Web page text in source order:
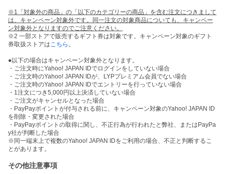
※1「対象外の商品」の「以下のカテゴリーの商品」を含む注文につきまして
は、キャンペーン対象外です。同一注文の対象商品についても、キャンペー
ン対象外となりますのでご注意ください。
※2 一部ストアで販売するギフト券は対象です。キャンペーン対象のギフト
券取扱ストアは こちら 。
●以下の場合はキャンペーン対象外となります。
・ご注文時にYahoo! JAPAN IDでログインをしていない場合
・ご注文時のYahoo! JAPAN IDが、LYPプレミアム会員でない場合
・ご注文時のYahoo! JAPAN IDでエントリーを行っていない場合
・1注文につき5,000円以上決済していない場合
・ご注文がキャンセルとなった場合
・PayPayポイントが付与される前に、キャンペーン対象のYahoo! JAPAN ID
を削除・変更された場合
・PayPayポイントの取得に関し、不正行為が行われたと弊社、またはPayPa
y社が判断した場合
※同一端末上で複数のYahoo! JAPAN IDをご利用の場合、不正と判断するこ
とがあります。
その他注意事項